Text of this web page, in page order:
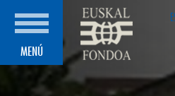
MENÚ